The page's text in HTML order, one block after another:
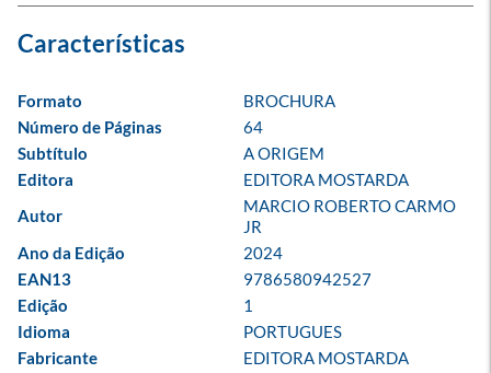
Formato
BROCHURA
Número de Páginas
64
Subtítulo
A ORIGEM
Editora
EDITORA MOSTARDA
Autor
MARCIO ROBERTO CARMO
JR
Ano da Edição
2024
EAN13
9786580942527
Edição
1
Idioma
PORTUGUES
Fabricante
EDITORA MOSTARDA